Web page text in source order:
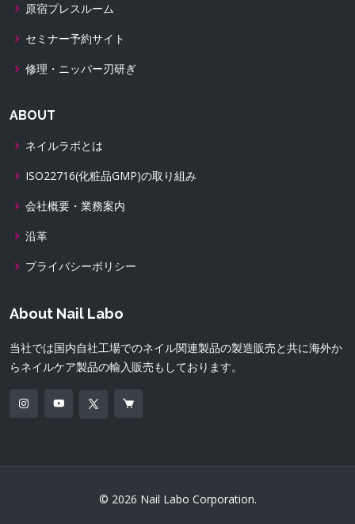
原宿プレスルーム
セミナー予約サイト
修理・ニッパー刃研ぎ
ABOUT
ネイルラボとは
ISO22716(化粧品GMP)の取り組み
会社概要・業務案内
沿革
プライバシーポリシー
About Nail Labo
当社では国内自社工場でのネイル関連製品の製造販売と共に海外か
らネイルケア製品の輸入販売もしております。
© 2026 Nail Labo Corporation.